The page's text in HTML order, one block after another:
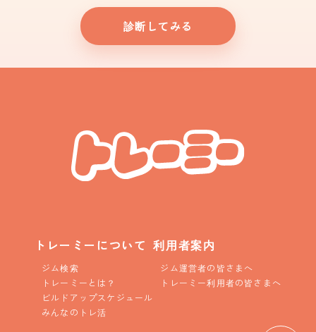
診断してみる
トレーミーについて
ジム検索
トレーミーとは？
ビルドアップスケジュール
みんなのトレ活
利用者案内
ジム運営者の皆さまへ
トレーミー利用者の皆さまへ